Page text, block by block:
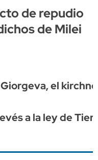
de repudio
de Milei
el
a la ley de